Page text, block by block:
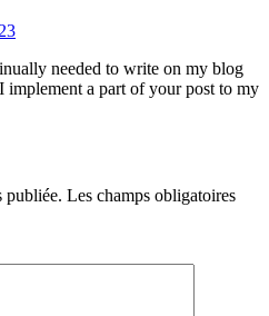
needed to write on my blog
implement a part of your post to my
publiée. Les champs obligatoires